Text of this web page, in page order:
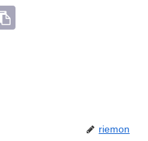
riemon